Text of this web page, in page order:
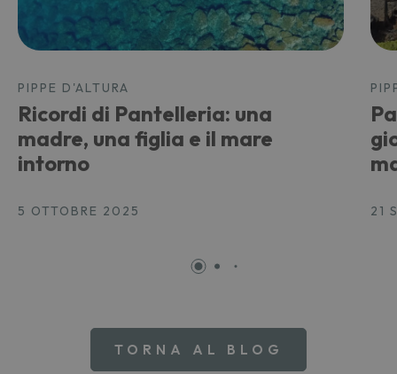
PIPPE D'ALTURA
Ricordi di Pantelleria: una
madre, una figlia e il mare
intorno
5 OTTOBRE 2025 21
TORNA AL BLOG